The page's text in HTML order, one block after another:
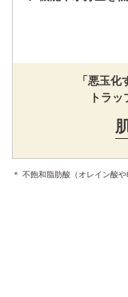
「悪玉化
トラ
＊ 不飽和脂肪酸（オレイン酸